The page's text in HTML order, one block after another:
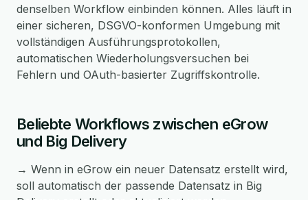
denselben Workflow einbinden können. Alles läuft in
einer sicheren, DSGVO-konformen Umgebung mit
vollständigen Ausführungsprotokollen,
automatischen Wiederholungsversuchen bei
Fehlern und OAuth-basierter Zugriffskontrolle.
Beliebte Workflows zwischen eGrow
und Big Delivery
→ Wenn in eGrow ein neuer Datensatz erstellt wird,
soll automatisch der passende Datensatz in Big